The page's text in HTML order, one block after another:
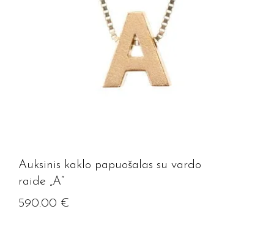
Auksinis kaklo papuošalas su vardo
raide „A”
590.00 €
Jūsų el. paštas